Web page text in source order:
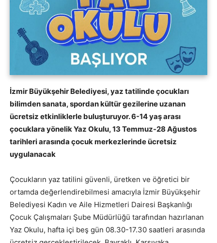
İzmir Büyükşehir Belediyesi, yaz tatilinde çocukları
bilimden sanata, spordan kültür gezilerine uzanan
ücretsiz etkinliklerle buluşturuyor. 6-14 yaş arası
çocuklara yönelik Yaz Okulu, 13 Temmuz-28 Ağustos
tarihleri arasında çocuk merkezlerinde ücretsiz
uygulanacak
Çocukların yaz tatilini güvenli, üretken ve öğretici bir
ortamda değerlendirebilmesi amacıyla İzmir Büyükşehir
Belediyesi Kadın ve Aile Hizmetleri Dairesi Başkanlığı
Çocuk Çalışmaları Şube Müdürlüğü tarafından hazırlanan
Yaz Okulu, hafta içi beş gün 08.30-17.30 saatleri arasında